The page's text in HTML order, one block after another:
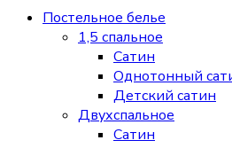
Постельное белье
1,5 спальное
Сатин
Однотонный
Детский сатин
Двухспальное
Сатин